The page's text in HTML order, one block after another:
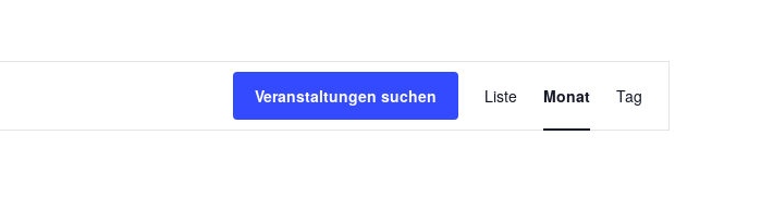
Veranstaltungen suchen
Veranstaltung
Ansichten-
Navigation
Liste Monat Tag